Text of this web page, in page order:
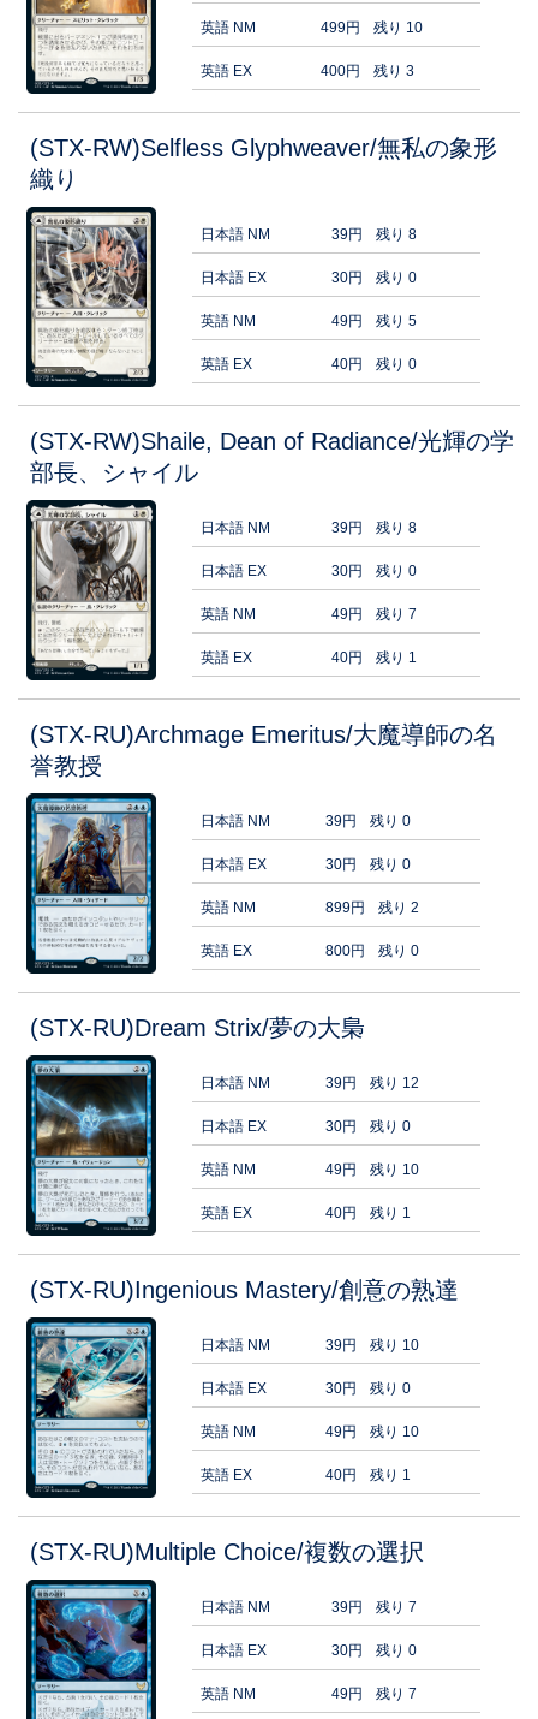
英語 NM 499円 残り 10
英語 EX 400円 残り 3
(STX-RW)Selfless Glyphweaver/無私の象形
織り
日本語 NM 39円 残り 8
日本語 EX 30円 残り 0
英語 NM 49円 残り 5
英語 EX 40円 残り 0
(STX-RW)Shaile, Dean of Radiance/光輝の学
部長、シャイル
日本語 NM 39円 残り 8
日本語 EX 30円 残り 0
英語 NM 49円 残り 7
英語 EX 40円 残り 1
(STX-RU)Archmage Emeritus/大魔導師の名
誉教授
日本語 NM 39円 残り 0
日本語 EX 30円 残り 0
英語 NM 899円 残り 2
英語 EX 800円 残り 0
(STX-RU)Dream Strix/夢の大梟
日本語 NM 39円 残り 12
日本語 EX 30円 残り 0
英語 NM 49円 残り 10
英語 EX 40円 残り 1
(STX-RU)Ingenious Mastery/創意の熟達
日本語 NM 39円 残り 10
日本語 EX 30円 残り 0
英語 NM 49円 残り 10
英語 EX 40円 残り 1
(STX-RU)Multiple Choice/複数の選択
日本語 NM 39円 残り 7
日本語 EX 30円 残り 0
英語 NM 49円 残り 7